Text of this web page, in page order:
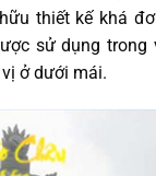
thiết kế khá
sử dụng trong
ở dưới mái.